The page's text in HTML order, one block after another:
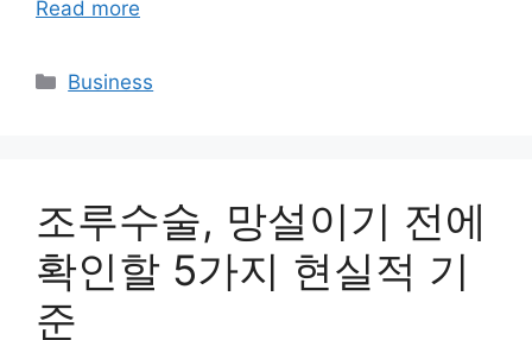
Read more
Categories
Business
조루수술, 망설이기 전에
확인할 5가지 현실적 기
준